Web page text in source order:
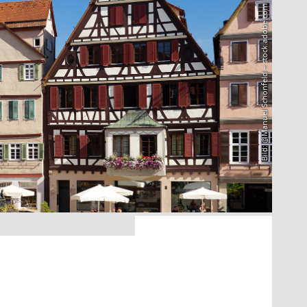
Bild: @Manuel Schönfeld – stock.adobe.com